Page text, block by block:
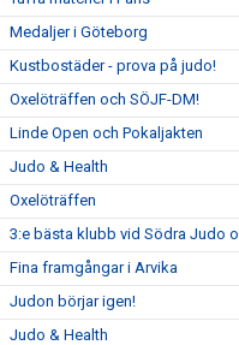
Medaljer i Göteborg
Kustbostäder - prova på judo!
Oxelöträffen och SÖJF-DM!
Linde Open och Pokaljakten
Judo & Health
Oxelöträffen
3:e bästa klubb vid Södra Judo
Fina framgångar i Arvika
Judon börjar igen!
Judo & Health